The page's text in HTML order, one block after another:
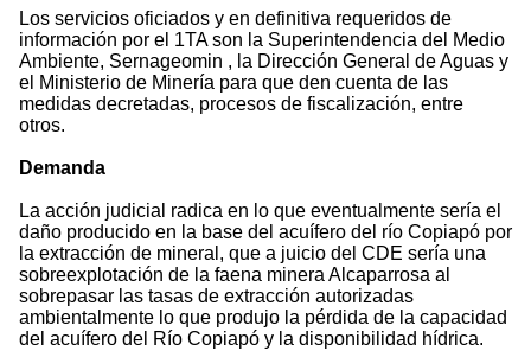
Los servicios oficiados y en definitiva requeridos de
información por el 1TA son la Superintendencia del Medio
Ambiente, Sernageomin , la Dirección General de Aguas y
el Ministerio de Minería para que den cuenta de las
medidas decretadas, procesos de fiscalización, entre
otros.
Demanda
La acción judicial radica en lo que eventualmente sería el
daño producido en la base del acuífero del río Copiapó por
la extracción de mineral, que a juicio del CDE sería una
sobreexplotación de la faena minera Alcaparrosa al
sobrepasar las tasas de extracción autorizadas
ambientalmente lo que produjo la pérdida de la capacidad
del acuífero del Río Copiapó y la disponibilidad hídrica.